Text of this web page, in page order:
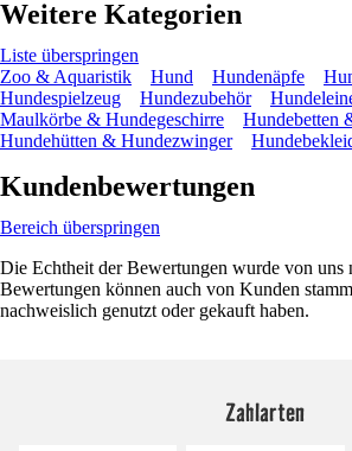
Weitere Kategorien
Liste überspringen
Zoo & Aquaristik
Hund Hundenäpfe
Hundespielzeug
Hundezubehör
Maulkörbe & Hundegeschirre
Hundebetten
Hundehütten & Hundezwinger
Kundenbewertungen
Bereich überspringen
Die Echtheit der Bewertungen wurde von uns
Bewertungen können auch von Kunden
nachweislich genutzt oder gekauft haben.
Zahlarten